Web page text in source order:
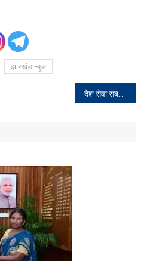
झारखंड न्यूज